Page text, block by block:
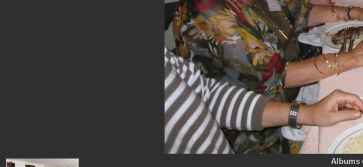
Albums